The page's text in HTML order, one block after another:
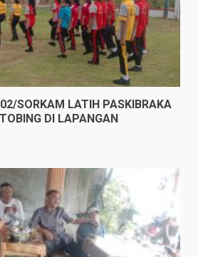
SORKAM LATIH PASKIBRAKA
DI LAPANGAN